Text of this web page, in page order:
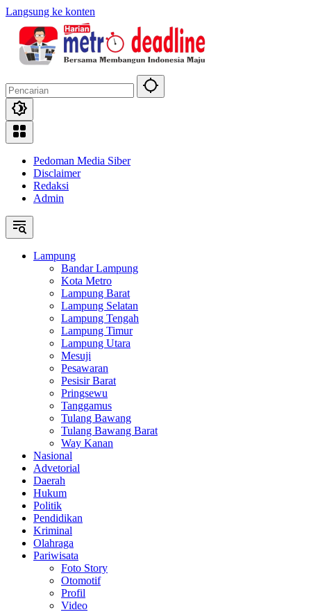
Langsung ke konten
Pedoman Media Siber
Disclaimer
Redaksi
Admin
Lampung
Bandar Lampung
Kota Metro
Lampung Barat
Lampung Selatan
Lampung Tengah
Lampung Timur
Lampung Utara
Mesuji
Pesawaran
Pesisir Barat
Pringsewu
Tanggamus
Tulang Bawang
Tulang Bawang Barat
Way Kanan
Nasional
Advetorial
Daerah
Hukum
Politik
Pendidikan
Kriminal
Olahraga
Pariwisata
Foto Story
Otomotif
Profil
Video